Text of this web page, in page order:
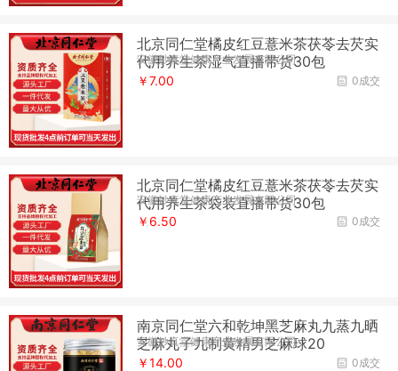
北京同仁堂橘皮红豆薏米茶茯苓去芡实
代用养生茶湿气直播带货30包
安徽妙真堂健康产业发展有限公司
0成交
￥7.00
北京同仁堂橘皮红豆薏米茶茯苓去芡实
代用养生茶袋装直播带货30包
安徽妙真堂健康产业发展有限公司
0成交
￥6.50
南京同仁堂六和乾坤黑芝麻丸九蒸九晒
芝麻丸子九制黄精男芝麻球20
安徽妙真堂健康产业发展有限公司
0成交
￥14.00